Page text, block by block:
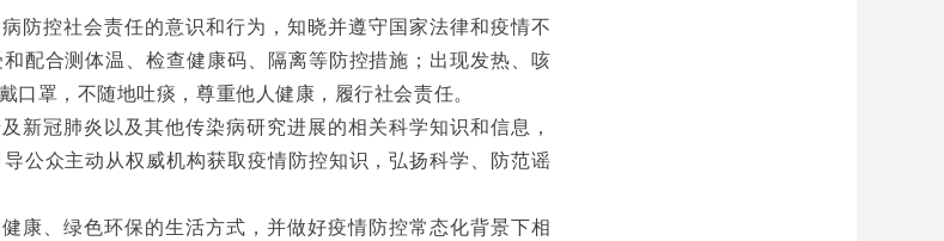
病防控社会责任的意识和行为，知晓并遵守国家法律和疫情不
配合测体温、检查健康码、隔离等防控措施；出现发热、咳
口罩，不随地吐痰，尊重他人健康，履行社会责任。
新冠肺炎以及其他传染病研究进展的相关科学知识和信息，
公众主动从权威机构获取疫情防控知识，弘扬科学、防范谣
健康、绿色环保的生活方式，并做好疫情防控常态化背景下相